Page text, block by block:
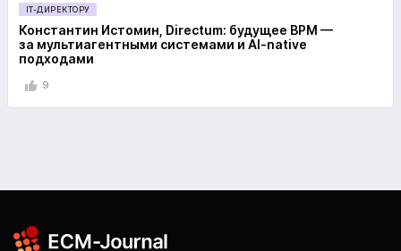
IT-ДИРЕКТОРУ
Константин Истомин, Directum: будущее BPM —
за мультиагентными системами и AI-native
подходами
9